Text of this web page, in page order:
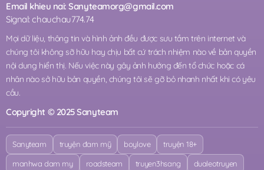
Email khieu nai:Sanyteamorg@gmail.com
Signal: chauchau774.74
Mọi dữ liệu, thông tin và hình ảnh đều được sưu tầm trên internet và
chúng tôi không sỡ hữu hay chịu bất cứ trách nhiệm nào về bản quyền
nội dung hiển thị. Nếu việc này gây ảnh hưởng đến tổ chức hoặc cá
nhân nào sở hữu bản quyền, chúng tôi sẽ gỡ bỏ nhanh nhất khi có yêu
cầu.
Copyright © 2025 Sanyteam
Sanyteam truyện đam mỹ boylove truyện 18+
manhwa dam my roadsteam truyen3hsang dualeotruyen